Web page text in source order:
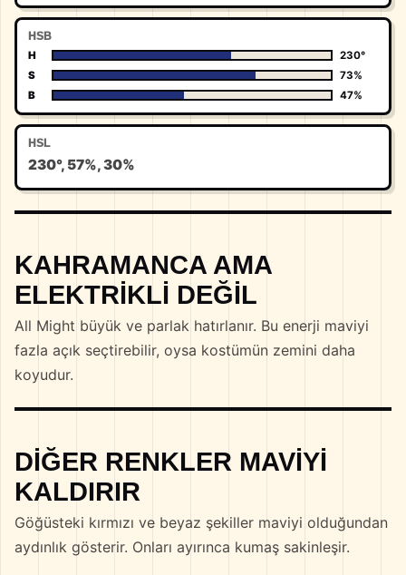
HSB
H
230°
S
73%
B
47%
HSL
230°, 57%, 30%
KAHRAMANCA AMA
ELEKTRIKLI DEĞIL
All Might büyük ve parlak hatırlanır. Bu enerji maviyi
fazla açık seçtirebilir, oysa kostümün zemini daha
koyudur.
DIĞER RENKLER MAVIYI
KALDIRIR
Göğüsteki kırmızı ve beyaz şekiller maviyi olduğundan
aydınlık gösterir. Onları ayırınca kumaş sakinleşir.